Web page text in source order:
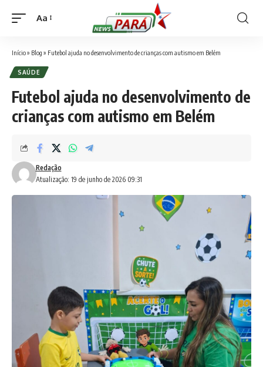
Font
Aa
Início» Blog » Futebol ajuda no desenvolvimento de crianças com autismo em Belém
SAÚDE
Futebol ajuda no desenvolvimento de
crianças com autismo em Belém
Atualização: 19 de junho de 2026 09:31
Redação